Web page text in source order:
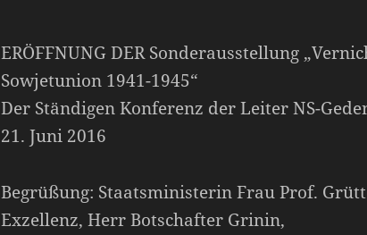
ERÖFFNUNG DER Sonderausstellung
Sowjetunion 1941-1945“
Der Ständigen Konferenz der Leiter NS-
21. Juni 2016
Begrüßung: Staatsministerin Frau Prof.
Exzellenz, Herr Botschafter Grinin,